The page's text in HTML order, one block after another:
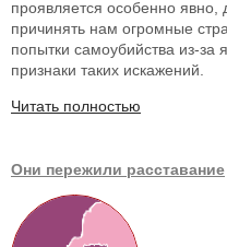
проявляется особенно явно,
причинять нам огромные
попытки самоубийства из-
признаки таких искажений.
Читать полностью
Они пережили расставание